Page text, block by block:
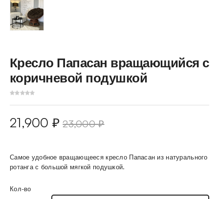
Кресло Папасан вращающийся с
коричневой подушкой
23,000₽
21,900 ₽
Самое удобное вращающееся кресло Папасан из натурального
ротанга с большой мягкой подушкой.
Кол-во